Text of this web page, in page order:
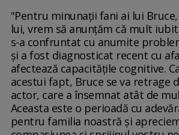
"Pentru minunaţii fani ai lui
lui, vrem să anunţăm că mult
s-a confruntat cu anumite
şi a fost diagnosticat recent cu
afectează capacităţile cognitive.
acestui fapt, Bruce se va retrage
actor, care a însemnat atât de
Aceasta este o perioadă cu
pentru familia noastră şi